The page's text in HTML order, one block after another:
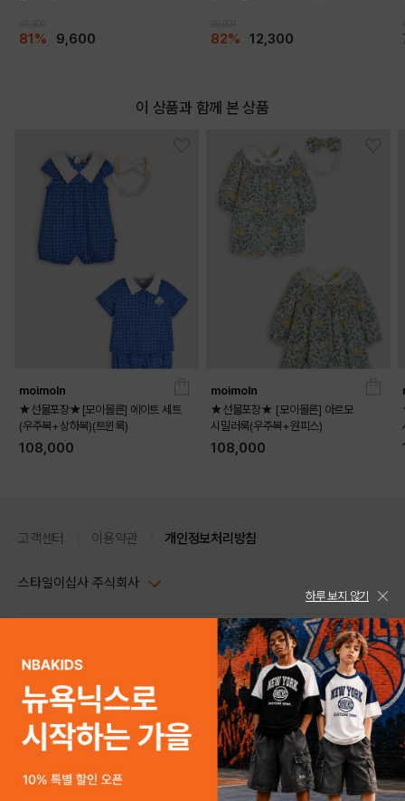
81% 9,600 82% 12,300
이 상품과 함께 본 상품
moimoln
★선물포장★[모이몰른] 에이트 세트
(우주복+상하복)(트윈룩)
108,000
moimoln
★선물포장★ [모이몰른] 아르모
시밀러룩(우주복+원피스)
108,000
고객센터 이용약관 개인정보처리방침
스타일이십사 주식회사
주소 : 서울시 강남구 논현로 633, 6층 (논현동, 한세엠케이빌딩)
사업자등록번호 : 116-81-32499
통신판매업신고번호 : 제 2024-서울강남-04239
호스팅 서비스 : 스타일이십사㈜
고객센터 1544-5336(평일 09:00~ 18:00 토/일/공휴일 휴무)
스타일24 고객센터 1544-5336
평일 09:00~ 18:00 (토/일/공휴일 휴무)
help Email : help@style24.com
COPYRIGHTⓒ2021 STYLE24 ALL RIGHTS RESERVED.
하루 보지 않기